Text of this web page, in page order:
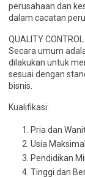
perusahaan dan
dalam cacatan
QUALITY
Secara umum
dilakukan untuk
sesuai dengan
bisnis.
Kualifikasi:
Pria dan
Usia
Pendidikan
Tinggi dan